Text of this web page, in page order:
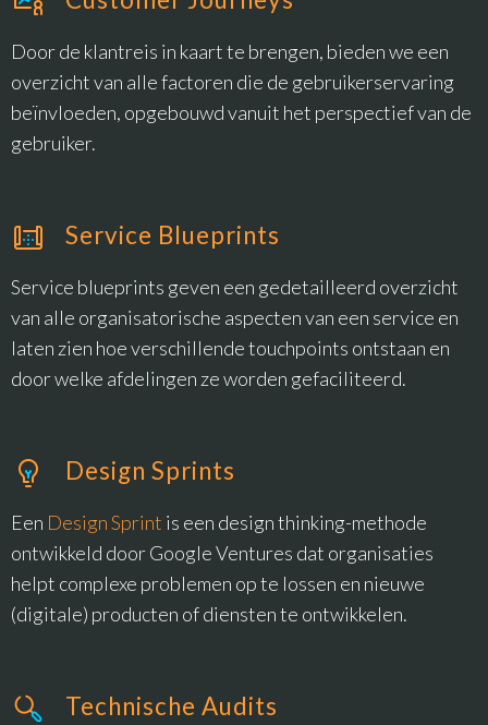
Door de klantreis in kaart te brengen, bieden we een
overzicht van alle factoren die de gebruikerservaring
beïnvloeden, opgebouwd vanuit het perspectief van de
gebruiker.
Service Blueprints
Service blueprints geven een gedetailleerd overzicht
van alle organisatorische aspecten van een service en
laten zien hoe verschillende touchpoints ontstaan en
door welke afdelingen ze worden gefaciliteerd.
Design Sprints
Een Design Sprint is een design thinking-methode
ontwikkeld door Google Ventures dat organisaties
helpt complexe problemen op te lossen en nieuwe
(digitale) producten of diensten te ontwikkelen.
Technische Audits